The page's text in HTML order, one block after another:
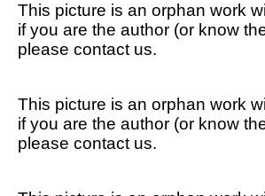
This picture is an orphan work
if you are the author (or know
please contact us.
This picture is an orphan work
if you are the author (or know
please contact us.